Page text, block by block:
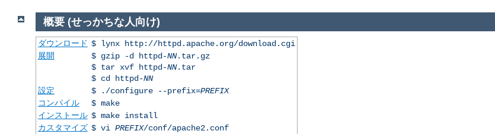
概要 (せっかちな人向け)
ダウンロード $ lynx http://httpd.apache.org/download.cgi
展開
$ gzip -d httpd-NN.tar.gz
$ tar xvf httpd-NN.tar
$ cd httpd-NN
設定
$ ./configure --prefix=PREFIX
コンパイル
$ make
インストール $ make install
カスタマイズ $ vi PREFIX/conf/apache2.conf